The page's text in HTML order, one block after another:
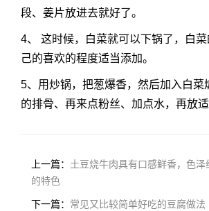
段、姜片放进去就好了。
4、 这时候，白菜就可以下锅了，白
己的喜欢的程度适当添加。
5、用炒锅，把葱爆香，然后加入白菜
的排骨、再来点粉丝、加点水，再放适
上一篇： 土豆烧牛肉具有口感鲜香，色泽
的特色
下一篇： 常见又比较简单好吃的豆腐做法